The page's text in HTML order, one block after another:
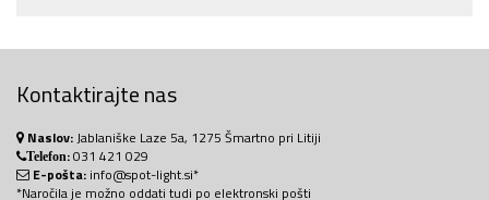
Kontaktirajte nas
Naslov:Jablaniške Laze 5a, 1275 Šmartno pri Litiji
Telefon:031 421 029
E-pošta: info@spot-light.si*
*Naročila je možno oddati tudi po elektronski pošti